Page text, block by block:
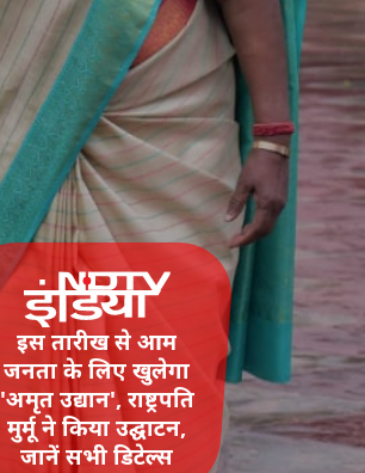
इस तारीख से आम
जनता के लिए खुलेगा
'अमृत उद्यान', राष्ट्रपति
मुर्मू ने किया उद्घाटन,
जानें सभी डिटेल्स